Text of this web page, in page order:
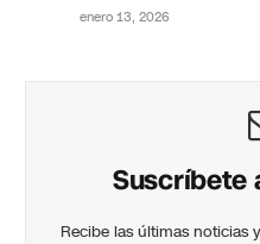
enero 13, 2026
Suscríbete
Recibe las últimas noticias